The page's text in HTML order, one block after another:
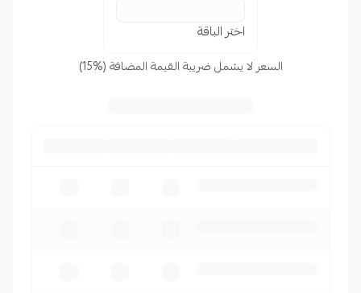
اختر الباقة
السعر لا يشمل ضريبة القيمة المضافة (%15)